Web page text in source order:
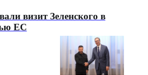
визит Зеленского в
ЕС